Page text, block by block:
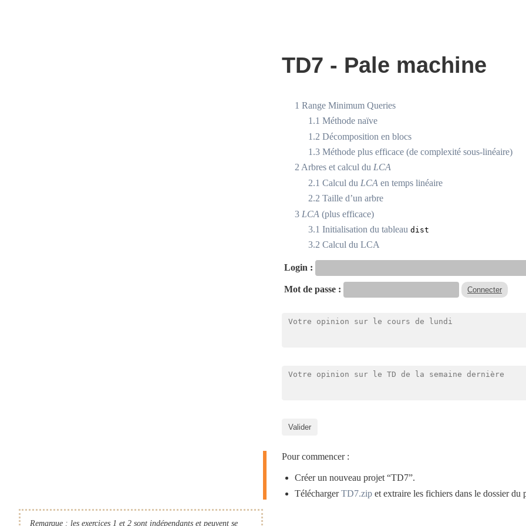
TD7 - Pale machine
1 Range Minimum Queries
1.1 Méthode naïve
1.2 Décomposition en blocs
1.3Méthode plus efficace (de complexité sous-linéaire)
2 Arbres et calcul du LCA
2.1 Calcul du LCA en temps linéaire
2.2 Taille d’un arbre
3 LCA (plus efficace)
3.1 Initialisation du tableau dist
3.2 Calcul du LCA
Login :
Mot de passe :
Pour commencer :
Créer un nouveau projet “TD7”.
TéléchargerTD7.zip et extraire les fichiers dans le dossier du
Remarque : les exercices 1 et 2 sont indépendants et peuvent se